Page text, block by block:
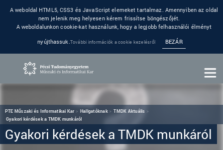
A weboldal HTML5, CSS3 és JavaScript elemeket tartalmaz. Amennyiben az oldal
nem jelenik meg helyesen kérem frissítse böngészőjét.
A weboldalunkon cookie-kat használunk, hogy a legjobb felhasználói élményt
nyújthassuk. További információk a cookie kezelésről BEZÁR
PTE Műszaki és Informatikai Kar Hallgatóknak
TMDK Aktuális
Gyakori kérdések a TMDK munkáról
Gyakori kérdések a TMDK munkáról